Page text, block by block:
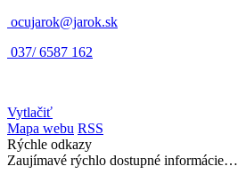
ocujarok@jarok.sk
037/ 6587 162
Vytlačiť
Mapa webu RSS
Rýchle odkazy
Zaujímavé rýchlo dostupné informácie…